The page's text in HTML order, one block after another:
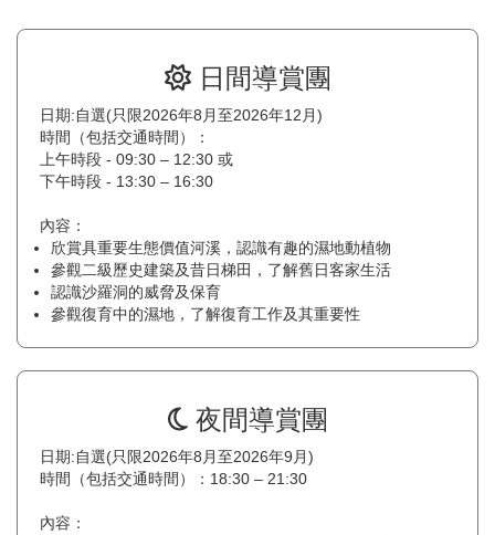
日間導賞團
日期:自選(只限2026年8月至2026年12月)
時間（包括交通時間）：
上午時段 - 09:30 – 12:30 或
下午時段 - 13:30 – 16:30
內容：
欣賞具重要生態價值河溪，認識有趣的濕地動植物
參觀二級歷史建築及昔日梯田，了解舊日客家生活
認識沙羅洞的威脅及保育
參觀復育中的濕地，了解復育工作及其重要性
夜間導賞團
日期:自選(只限2026年8月至2026年9月)
時間（包括交通時間）：18:30 – 21:30
內容：